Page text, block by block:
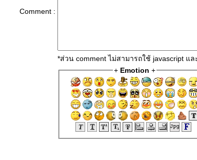
Comment :
*ส่วน comment ไม่สามารถใช้ javascript แล
+ Emotion +